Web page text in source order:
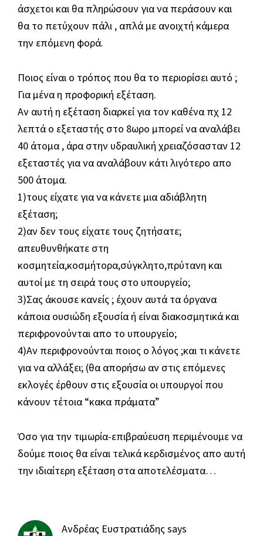
άσχετοι και θα πληρώσουν για να περάσουν και
θα το πετύχουν πάλι , απλά με ανοιχτή κάμερα
την επόμενη φορά.
Ποιος είναι ο τρόπος που θα το περιορίσει αυτό ;
Για μένα η προφορική εξέταση.
Αν αυτή η εξέταση διαρκεί για τον καθένα πχ 12
λεπτά ο εξεταστής στο 8ωρο μπορεί να αναλάβει
40 άτομα , άρα στην υδραυλική χρειαζόσασταν 12
εξεταστές για να αναλάβουν κάτι λιγότερο απο
500 άτομα.
1)τους είχατε για να κάνετε μια αδιάβλητη
εξέταση;
2)αν δεν τους είχατε τους ζητήσατε;
απευθυνθήκατε στη
κοσμητεία,κοσμήτορα,σύγκλητο,πρύτανη και
αυτοί με τη σειρά τους στο υπουργείο;
3)Σας άκουσε κανείς ; έχουν αυτά τα όργανα
κάποια ουσιώδη εξουσία ή είναι διακοσμητικά και
περιφρονούνται απο το υπουργείο;
4)Αν περιφρονούνται ποιος ο λόγος ;και τι κάνετε
για να αλλάξει; (θα απορήσω αν στις επόμενες
εκλογές έρθουν στις εξουσία οι υπουργοί που
κάνουν τέτοια “κακα πράματα”
Όσο για την τιμωρία-επιβραύευση περιμένουμε να
δούμε ποιος θα είναι τελικά κερδισμένος απο αυτή
την ιδιαίτερη εξέταση στα αποτελέσματα…
Ανδρέας Ευστρατιάδηςsays